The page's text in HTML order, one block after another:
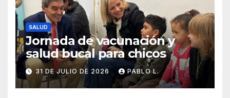
SALUD
Jornada de vacunación y
salud bucal para chicos
31 DE JULIO DE 2026 PABLO L.